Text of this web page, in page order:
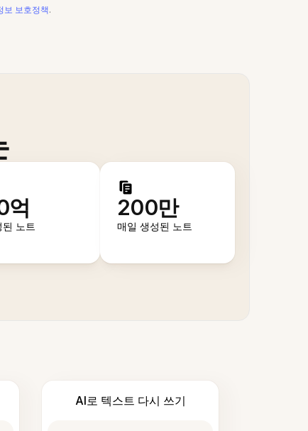
보 보호정책.
억
된 노트
200만
매일 생성된 노트
AI로 텍스트 다시 쓰기